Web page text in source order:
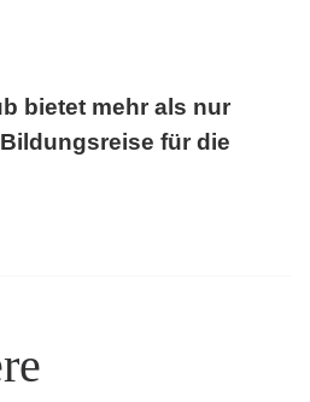
bietet mehr als nur
für die